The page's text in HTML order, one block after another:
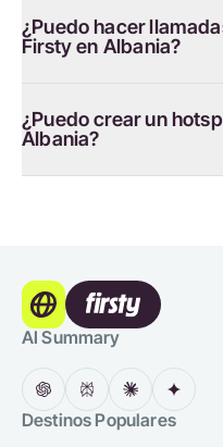
¿Puedo hacer
Firsty en Albania?
¿Puedo crear un
Albania?
AI Summary
Destinos Populares